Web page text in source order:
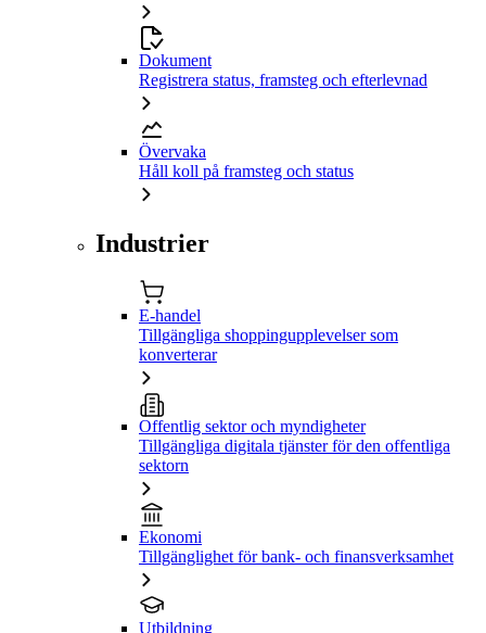
Dokument
Registrera status, framsteg och efterlevnad
Övervaka
Håll koll på framsteg och status
Industrier
E-handel
Tillgängliga shoppingupplevelser som
konverterar
Offentlig sektor och myndigheter
Tillgängliga digitala tjänster för den offentliga
sektorn
Ekonomi
Tillgänglighet för bank- och finansverksamhet
Utbildning